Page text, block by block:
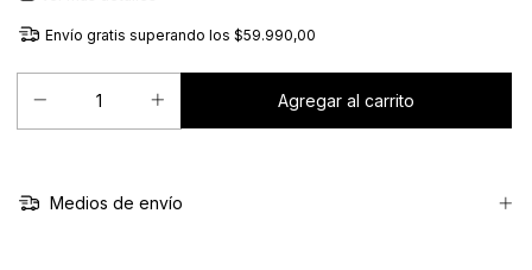
Envío gratis superando los $59.990,00
Medios de envío